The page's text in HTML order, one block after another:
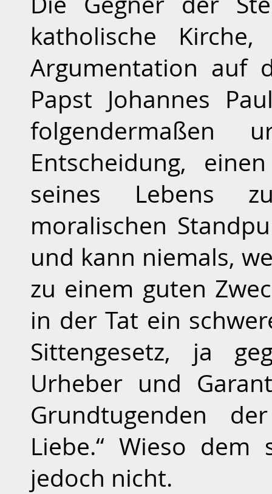
katholische
Argumentation auf
Papst Johannes
folgendermaßen
Entscheidung,
seines Lebens
moralischen
und kann niemals,
zu einem guten
in der Tat ein
Sittengesetz, ja
Urheber und
Grundtugenden
Liebe.“ Wieso
jedoch nicht.